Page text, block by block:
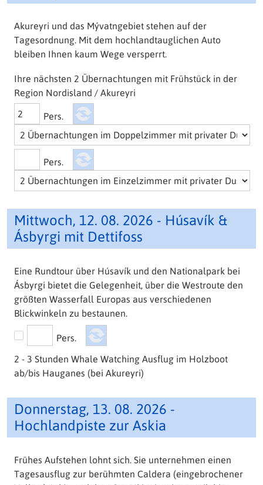
Akureyri und das Mývatngebiet stehen auf der
Tagesordnung. Mit dem hochlandtauglichen Auto
bleiben Ihnen kaum Wege versperrt.
Ihre nächsten 2 Übernachtungen mit Frühstück in der
Region Nordisland / Akureyri
Pers.
Pers.
Mittwoch, 12. 08. 2026 - Húsavík &
Ásbyrgi mit Dettifoss
Eine Rundtour über Húsavík und den Nationalpark bei
Ásbyrgi bietet die Gelegenheit, über die Westroute den
größten Wasserfall Europas aus verschiedenen
Blickwinkeln zu bestaunen.
Pers.
2 - 3 Stunden Whale Watching Ausflug im Holzboot
ab/bis Hauganes (bei Akureyri)
Donnerstag, 13. 08. 2026 -
Hochlandpiste zur Askia
Frühes Aufstehen lohnt sich. Sie unternehmen einen
Tagesausflug zur berühmten Caldera (eingebrochener